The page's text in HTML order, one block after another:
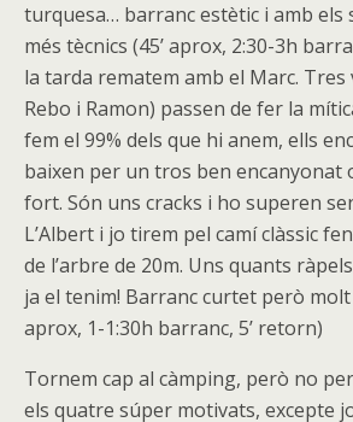
turquesa… barranc estètic i amb els
més tècnics (45’ aprox, 2:30-3h
la tarda rematem amb el Marc.
Rebo i Ramon) passen de fer la
fem el 99% dels que hi anem, ells
baixen per un tros ben encanyonat
fort. Són uns cracks i ho superen
L’Albert i jo tirem pel camí clàssic
de l’arbre de 20m. Uns quants
ja el tenim! Barranc curtet però molt
aprox, 1-1:30h barranc, 5’ retorn)
Tornem cap al càmping, però no
els quatre súper motivats, excepte